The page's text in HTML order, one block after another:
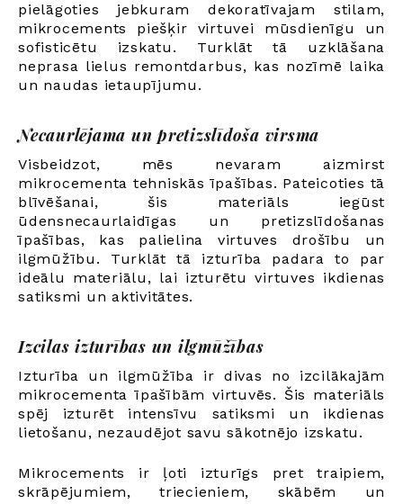
pielāgoties jebkuram dekoratīvajam stilam,
mikrocements piešķir virtuvei mūsdienīgu un
sofisticētu izskatu. Turklāt tā uzklāšana
neprasa lielus remontdarbus, kas nozīmē laika
un naudas ietaupījumu.
Necaurlējama un pretizslīdoša virsma
Visbeidzot, mēs nevaram aizmirst
mikrocementa tehniskās īpašības. Pateicoties tā
blīvēšanai, šis materiāls iegūst
ūdensnecaurlaidīgas un pretizslīdošanas
īpašības, kas palielina virtuves drošību un
ilgmūžību. Turklāt tā izturība padara to par
ideālu materiālu, lai izturētu virtuves ikdienas
satiksmi un aktivitātes.
Izcilas izturības un ilgmūžības
Izturība un ilgmūžība ir divas no izcilākajām
mikrocementa īpašībām virtuvēs. Šis materiāls
spēj izturēt intensīvu satiksmi un ikdienas
lietošanu, nezaudējot savu sākotnējo izskatu.
Mikrocements ir ļoti izturīgs pret traipiem,
skrāpējumiem, triecieniem, skābēm un